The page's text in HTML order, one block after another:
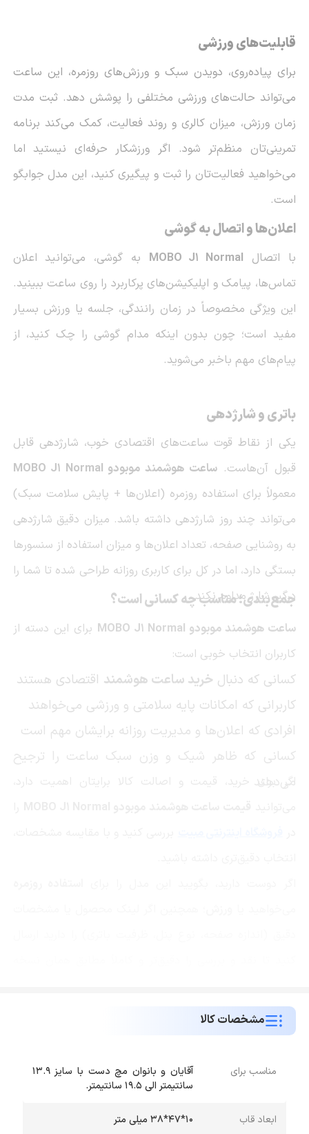
قابلیت‌های ورزشی
برای پیاده‌روی، دویدن سبک و ورزش‌های روزمره، این ساعت
می‌تواند حالت‌های ورزشی مختلفی را پوشش دهد. ثبت مدت
زمان ورزش، میزان کالری و روند فعالیت، کمک می‌کند برنامه
تمرینی‌تان منظم‌تر شود. اگر ورزشکار حرفه‌ای نیستید اما
می‌خواهید فعالیت‌تان را ثبت و پیگیری کنید، این مدل جوابگو
است.
اعلان‌ها و اتصال به گوشی
با اتصال MOBO J1 Normal به گوشی، می‌توانید اعلان
تماس‌ها، پیامک و اپلیکیشن‌های پرکاربرد را روی ساعت ببینید.
این ویژگی مخصوصاً در زمان رانندگی، جلسه یا ورزش بسیار
مفید است؛ چون بدون اینکه مدام گوشی را چک کنید، از
پیام‌های مهم باخبر می‌شوید.
باتری و شارژدهی
یکی از نقاط قوت ساعت‌های اقتصادی خوب، شارژدهی قابل
قبول آن‌هاست.ساعت هوشمند موبودو MOBO J1 Normal
معمولاً برای استفاده روزمره (اعلان‌ها + پایش سلامت سبک)
می‌تواند چند روز شارژدهی داشته باشد. میزان دقیق شارژدهی
به روشنایی صفحه، تعداد اعلان‌ها و میزان استفاده از سنسورها
بستگی دارد، اما در کل برای کاربری روزانه طراحی شده تا شما را
درگیر شارژ مداوم نکند.
جمع‌بندی؛ مناسب چه کسانی است؟
ساعت هوشمند موبودو MOBO J1 Normal
برای این دسته از
کاربران انتخاب خوبی است:
کسانی که دنبال خرید ساعت هوشمند اقتصادی هستند
کاربرانی که امکانات پایه سلامتی و ورزشی می‌خواهند
افرادی که اعلان‌ها و مدیریت روزانه برایشان مهم است
کسانی که ظاهر شیک و وزن سبک ساعت را ترجیح
مشخصات کالا
مناسب برای
آقایان و بانوان مچ دست با سایز 13.9
سانتیمتر الی 19.5 سانتیمتر.
ابعاد قاب 10*47*38 میلی متر